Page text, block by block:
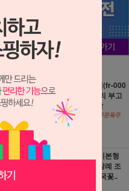
근조바구니(fr-000
6) 장례 조의 부고
전국꽃배달
49,000원
근조화환 기본형
(RI_014) 장례 조
의 부고 전국꽃..